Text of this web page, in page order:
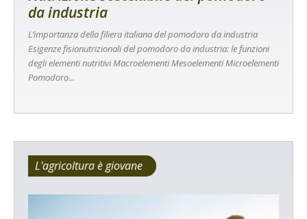
da industria
L’importanza della filiera italiana del pomodoro da industria
Esigenze fisionutrizionali del pomodoro da industria: le funzioni
degli elementi nutritivi Macroelementi Mesoelementi Microelementi
Pomodoro...
L'agricoltura è giovane